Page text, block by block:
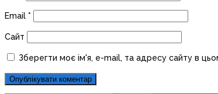
Email *
Сайт
Зберегти моє ім'я, e-mail, та адресу сайту в